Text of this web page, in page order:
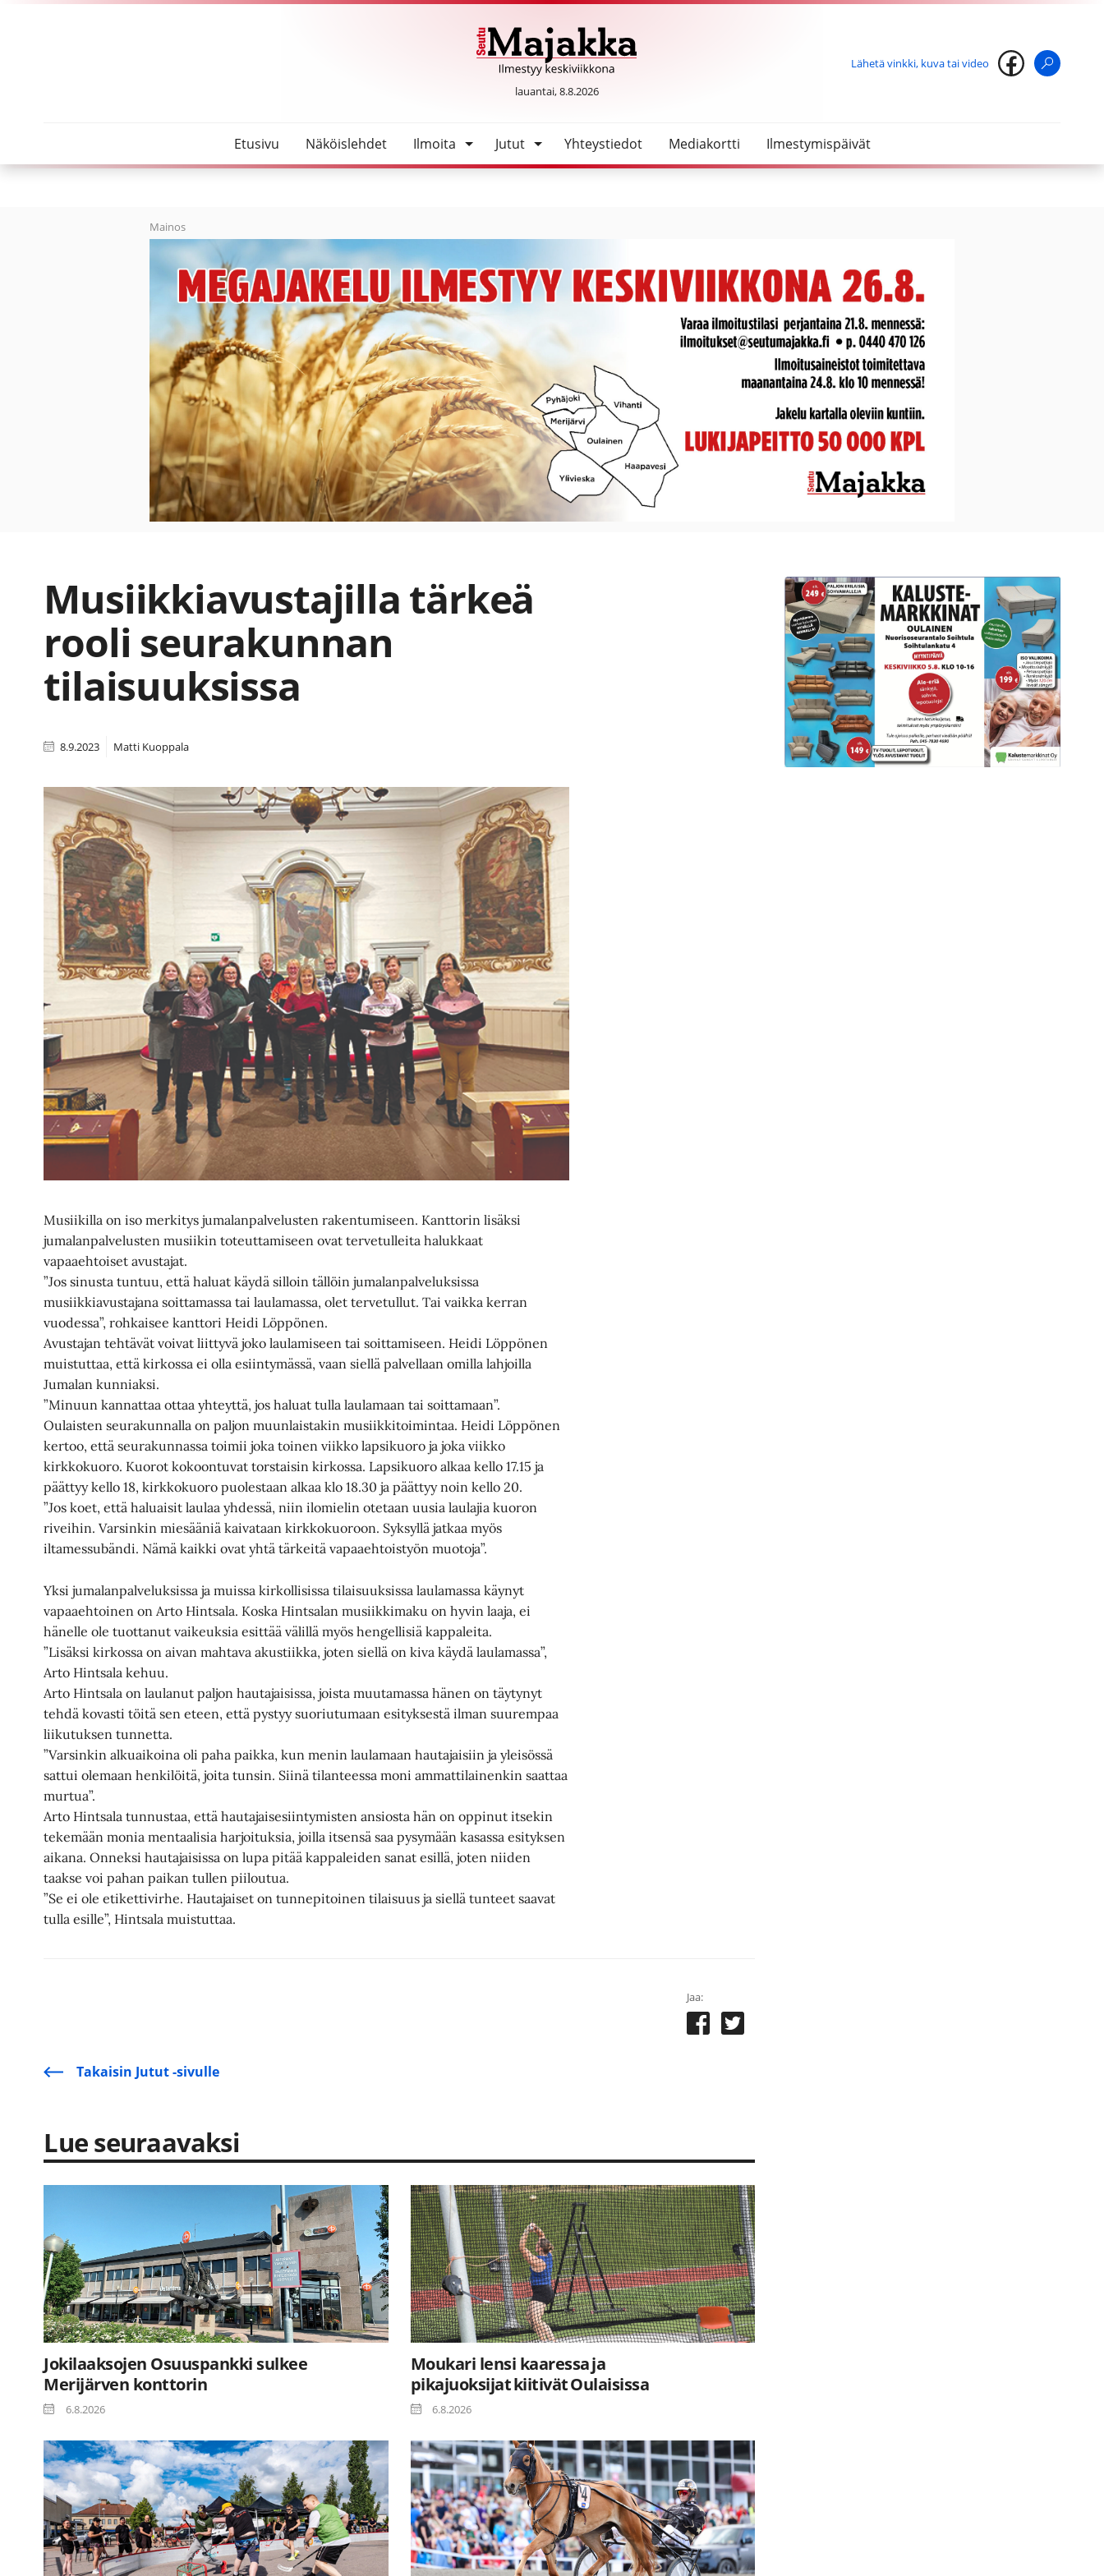
SeutuMajakka
lauantai, 8.8.2026
Lähetä vinkki, kuva tai video
Etusivu Näköislehdet Ilmoita Jutut Yhteystiedot Mediakortti Ilmestymispäivät
Mainos
Musiikkiavustajilla tärkeä
rooli seurakunnan
tilaisuuksissa
8.9.2023 Matti Kuoppala
Musiikilla on iso merkitys jumalanpalvelusten rakentumiseen. Kanttorin lisäksi
jumalanpalvelusten musiikin toteuttamiseen ovat tervetulleita halukkaat
vapaaehtoiset avustajat.
”Jos sinusta tuntuu, että haluat käydä silloin tällöin jumalanpalveluksissa
musiikkiavustajana soittamassa tai laulamassa, olet tervetullut. Tai vaikka kerran
vuodessa”, rohkaisee kanttori Heidi Löppönen.
Avustajan tehtävät voivat liittyvä joko laulamiseen tai soittamiseen. Heidi Löppönen
muistuttaa, että kirkossa ei olla esiintymässä, vaan siellä palvellaan omilla lahjoilla
Jumalan kunniaksi.
”Minuun kannattaa ottaa yhteyttä, jos haluat tulla laulamaan tai soittamaan”.
Oulaisten seurakunnalla on paljon muunlaistakin musiikkitoimintaa. Heidi Löppönen
kertoo, että seurakunnassa toimii joka toinen viikko lapsikuoro ja joka viikko
kirkkokuoro. Kuorot kokoontuvat torstaisin kirkossa. Lapsikuoro alkaa kello 17.15 ja
päättyy kello 18, kirkkokuoro puolestaan alkaa klo 18.30 ja päättyy noin kello 20.
”Jos koet, että haluaisit laulaa yhdessä, niin ilomielin otetaan uusia laulajia kuoron
riveihin. Varsinkin miesääniä kaivataan kirkkokuoroon. Syksyllä jatkaa myös
iltamessubändi. Nämä kaikki ovat yhtä tärkeitä vapaaehtoistyön muotoja”.
Yksi jumalanpalveluksissa ja muissa kirkollisissa tilaisuuksissa laulamassa käynyt
vapaaehtoinen on Arto Hintsala. Koska Hintsalan musiikkimaku on hyvin laaja, ei
hänelle ole tuottanut vaikeuksia esittää välillä myös hengellisiä kappaleita.
”Lisäksi kirkossa on aivan mahtava akustiikka, joten siellä on kiva käydä laulamassa”,
Arto Hintsala kehuu.
Arto Hintsala on laulanut paljon hautajaisissa, joista muutamassa hänen on täytynyt
tehdä kovasti töitä sen eteen, että pystyy suoriutumaan esityksestä ilman suurempaa
liikutuksen tunnetta.
”Varsinkin alkuaikoina oli paha paikka, kun menin laulamaan hautajaisiin ja yleisössä
sattui olemaan henkilöitä, joita tunsin. Siinä tilanteessa moni ammattilainenkin saattaa
murtua”.
Arto Hintsala tunnustaa, että hautajaisesiintymisten ansiosta hän on oppinut itsekin
tekemään monia mentaalisia harjoituksia, joilla itsensä saa pysymään kasassa esityksen
aikana. Onneksi hautajaisissa on lupa pitää kappaleiden sanat esillä, joten niiden
taakse voi pahan paikan tullen piiloutua.
”Se ei ole etikettivirhe. Hautajaiset on tunnepitoinen tilaisuus ja siellä tunteet saavat
tulla esille”, Hintsala muistuttaa.
Jaa:
Takaisin Jutut -sivulle
Lue seuraavaksi
Jokilaaksojen Osuuspankki sulkee
Merijärven konttorin
6.8.2026
Moukari lensi kaaressa ja
pikajuoksijat kiitivät Oulaisissa
6.8.2026